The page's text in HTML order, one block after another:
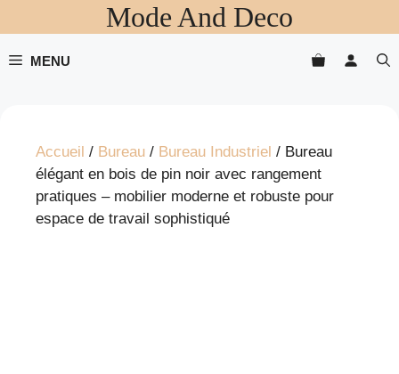
au
contenu
Mode And Deco
MENU
Accueil / Bureau / Bureau Industriel / Bureau
élégant en bois de pin noir avec rangement
pratiques – mobilier moderne et robuste pour
espace de travail sophistiqué